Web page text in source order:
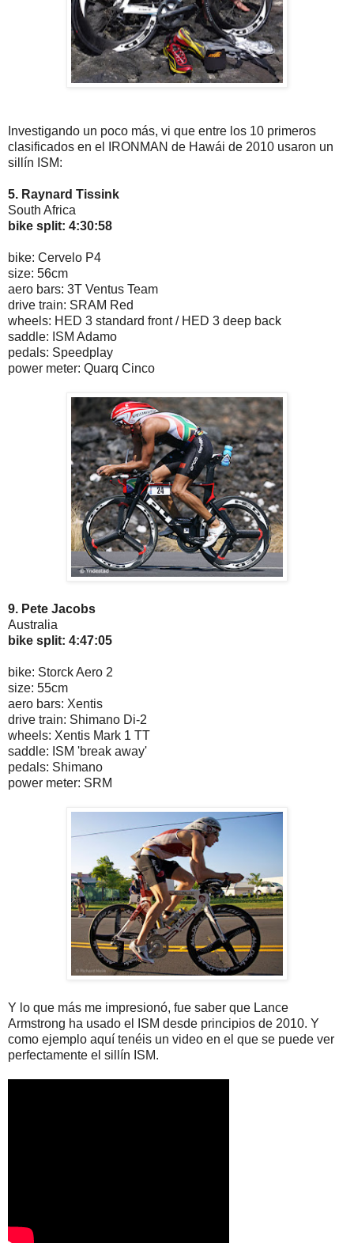
Investigando un poco más, vi que entre los 10 primeros
clasificados en el IRONMAN de Hawái de 2010 usaron un
sillín ISM:
5. Raynard Tissink
South Africa
bike split: 4:30:58
bike: Cervelo P4
size: 56cm
aero bars: 3T Ventus Team
drive train: SRAM Red
wheels: HED 3 standard front / HED 3 deep back
saddle: ISM Adamo
pedals: Speedplay
power meter: Quarq Cinco
9. Pete Jacobs
Australia
bike split: 4:47:05
bike: Storck Aero 2
size: 55cm
aero bars: Xentis
drive train: Shimano Di-2
wheels: Xentis Mark 1 TT
saddle: ISM 'break away'
pedals: Shimano
power meter: SRM
Y lo que más me impresionó, fue saber que Lance
Armstrong ha usado el ISM desde principios de 2010. Y
como ejemplo aquí tenéis un video en el que se puede ver
perfectamente el sillín ISM.